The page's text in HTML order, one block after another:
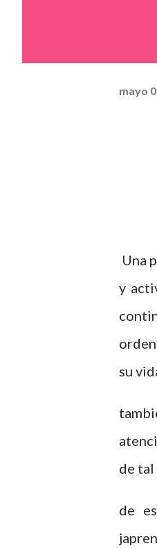
mayo
Una
y
su
de tal
de